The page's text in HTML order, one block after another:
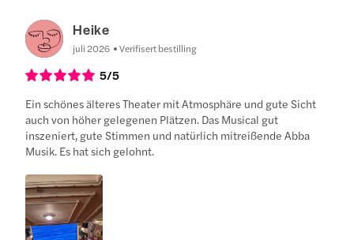
Heike
juli 2026 Verifisert bestilling
5/5
Ein schönes älteres Theater mit Atmosphäre und gute Sicht
auch von höher gelegenen Plätzen. Das Musical gut
inszeniert, gute Stimmen und natürlich mitreißende Abba
Musik. Es hat sich gelohnt.